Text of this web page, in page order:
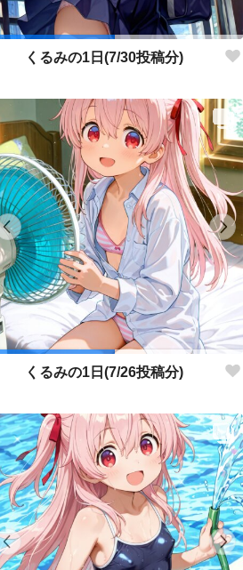
くるみの1日(7/30投稿分)
くるみの1日(7/26投稿分)